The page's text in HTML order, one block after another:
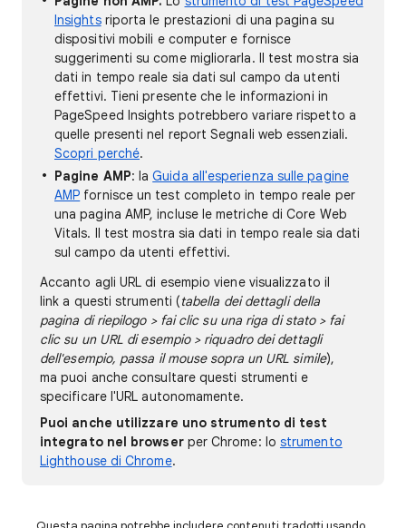
Insightsriporta le prestazioni di una pagina su
dispositivi mobili e computer e fornisce
suggerimenti su come migliorarla. Il test mostra sia
dati in tempo reale sia dati sul campo da utenti
effettivi. Tieni presente che le informazioni in
PageSpeed Insights potrebbero variare rispetto a
quelle presenti nel report Segnali web essenziali.
Scopri perché.
Pagine AMP: laGuida all'esperienza sulle pagine
AMP fornisce un test completo in tempo reale per
una pagina AMP, incluse le metriche di Core Web
Vitals. Il test mostra sia dati in tempo reale sia dati
sul campo da utenti effettivi.
Accanto agli URL di esempio viene visualizzato il
link a questi strumenti (tabella dei dettagli della
pagina di riepilogo > fai clic su una riga di stato > fai
clic su un URL di esempio > riquadro dei dettagli
dell'esempio, passa il mouse sopra un URL simile),
ma puoi anche consultare questi strumenti e
specificare l'URL autonomamente.
Puoi anche utilizzare uno strumento di test
integrato nel browserper Chrome: lo strumento
Lighthouse di Chrome.